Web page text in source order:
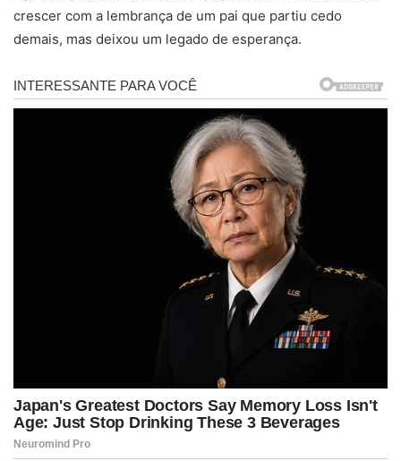
crescer com a lembrança de um pai que partiu cedo
demais, mas deixou um legado de esperança.